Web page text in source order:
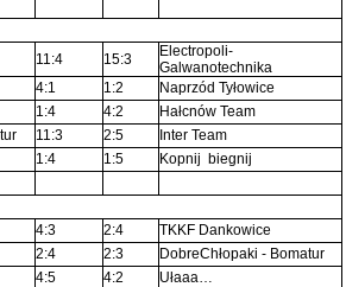
11:4 15:3
Electropoli-
Galwanotechnika
4:1 1:2
Naprzód Tyłowice
1:4 4:2
Hałcnów Team
11:3 2:5
Inter Team
1:4 1:5 Kopnij biegnij
4:3 2:4
TKKF Dankowice
2:4 2:3
DobreChłopaki - Bomatur
4:5 4:2
Ułaaa…